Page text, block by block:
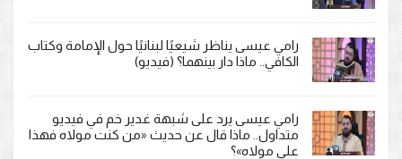
رامي عيسى يناظر شيعيًا لبنانيًا حول الإمامة وكتاب
الكافي.. ماذا دار بينهما؟ (فيديو)
رامي عيسى يرد على شبهة غدير خم في فيديو
متداول.. ماذا قال عن حديث «من كنت مولاه فهذا
علي مولاه»؟